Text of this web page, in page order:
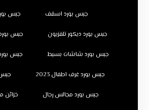
جبس بورد اسقف جبس
جبس بورد ديكور تلفزيون جبس بورد
جبس بورد شاشات بسيط جبس
جبس بورد غرف اطفال 2023 جبس
جبس بورد مجالس رجال خزائن